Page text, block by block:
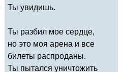
Ты увидишь.
Ты разбил мое сердце,
но это моя арена и все
билеты распроданы.
Ты пытался уничтожить